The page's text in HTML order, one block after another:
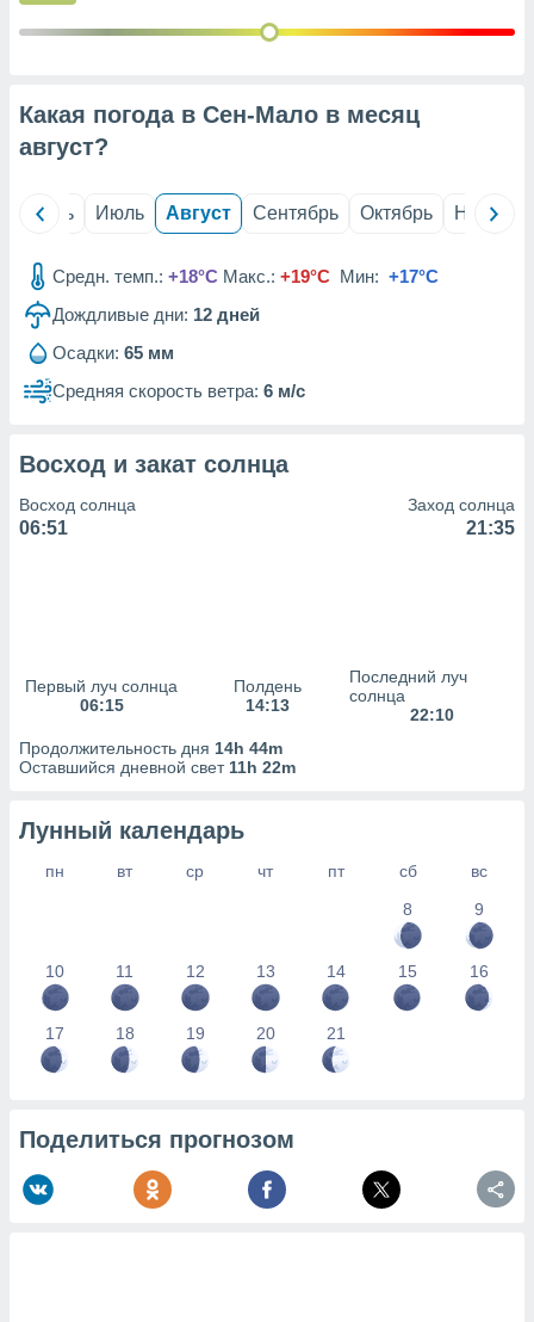
Какая погода в Сен-Мало в месяц
август?
Июнь Июль Август Сентябрь Октябрь Ноябрь
Средн. темп.: +18°C Макс.: +19°C Мин: +17°C
Дождливые дни: 12 дней
Осадки: 65 мм
Средняя скорость ветра: 6 м/с
Восход и закат солнца
Восход солнца
06:51
Заход солнца
21:35
Первый луч солнца
06:15
Полдень
14:13
Последний луч
солнца
22:10
Продолжительность дня 14h 44m
Оставшийся дневной свет 11h 22m
Лунный календарь
пн вт ср чт пт сб
вс
8
9
10 11 12 13 14 15 16
17 18 19 20 21
Поделиться прогнозом